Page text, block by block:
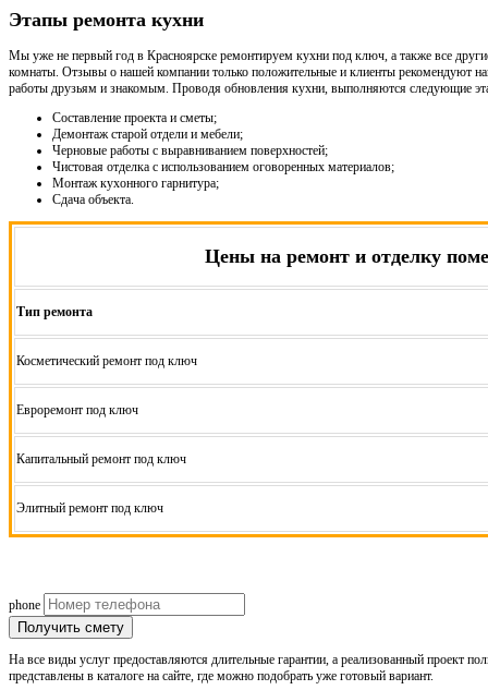
Этапы ремонта кухни
Мы уже не первый год в Красноярске ремонтируем кухни под ключ, а также все
комнаты. Отзывы о нашей компании только положительные и клиенты рекомендуют
работы друзьям и знакомым. Проводя обновления кухни, выполняются следующие
Составление проекта и сметы;
Демонтаж старой отдели и мебели;
Черновые работы с выравниванием поверхностей;
Чистовая отделка с использованием оговоренных материалов;
Монтаж кухонного гарнитура;
Сдача объекта.
Цены на ремонт и отделку
Тип ремонта
Косметический ремонт под ключ
Евроремонт под ключ
Капитальный ремонт под ключ
Элитный ремонт под ключ
phone
Получить смету
На все виды услуг предоставляются длительные гарантии, а реализованный проект
представлены в каталоге на сайте, где можно подобрать уже готовый вариант.